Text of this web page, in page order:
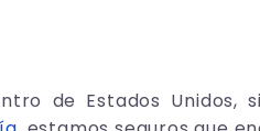
de Estados